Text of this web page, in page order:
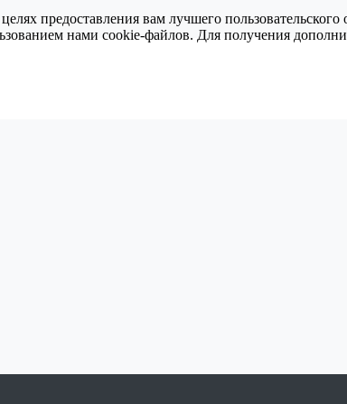
предоставления вам лучшего
нами cookie-файлов. Для получения